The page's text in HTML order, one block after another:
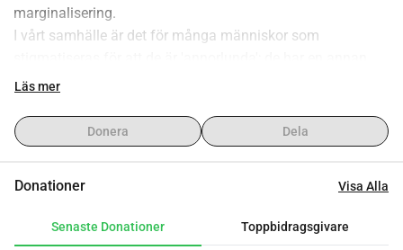
marginalisering.
I vårt samhälle är det för många människor som
hudfärg, en funktionsnedsättning, är sjuka, lider av psykisk
Det är för dessa människor som jag arbetar med detta
projekt.
teckning av dem, en dikt och gör en intervju med dem. Så
Jag har rekryterat människor från hela Belgien. Vissa har
Läs mer
Donera Dela
Donationer Visa Alla
Senaste Donationer Toppbidragsgivare